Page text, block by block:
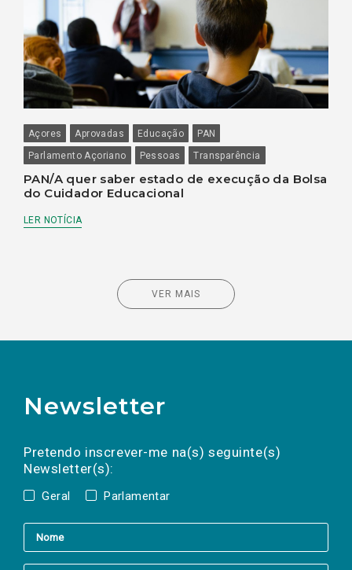
Açores Aprovadas Educação
PAN
Parlamento Açoriano
Pessoas Transparência
PAN/A quer saber estado de execução da Bolsa
do Cuidador Educacional
LER NOTÍCIA
VER MAIS
Newsletter
Pretendo inscrever-me na(s) seguinte(s)
Newsletter(s):
Geral Parlamentar
a(s) newsletter(s).
mail